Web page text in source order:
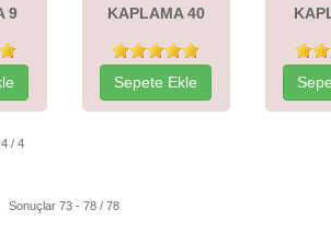
9
KAPLAMA 40
Sepete Ekle
/ 4
Sonuçlar 73 - 78 / 78